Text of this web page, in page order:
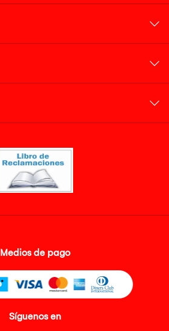
Medios de pago
Síguenos en